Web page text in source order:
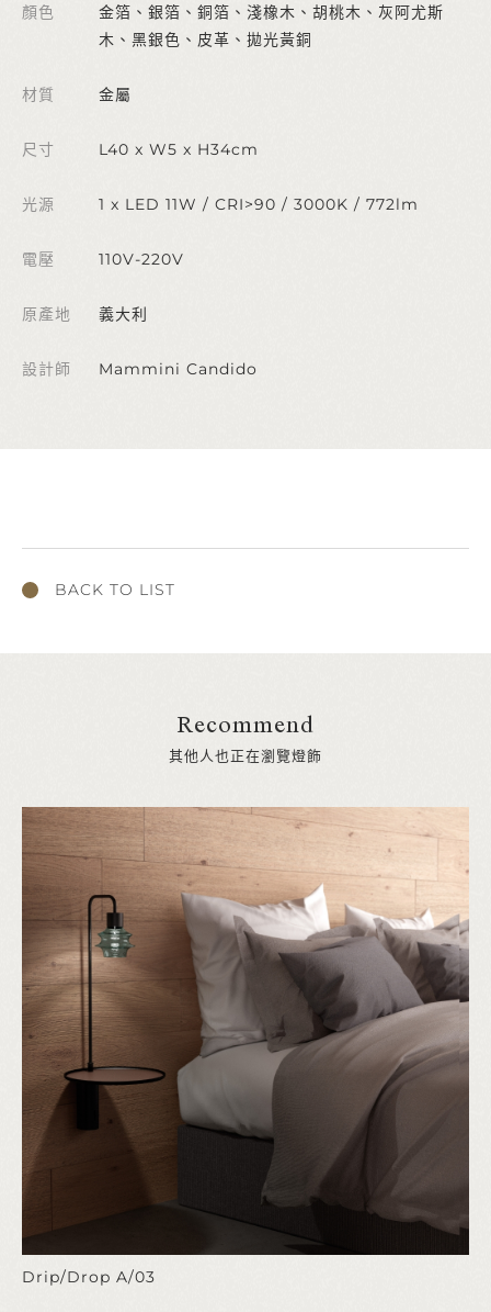
顏色
金箔、銀箔、銅箔、淺橡木、胡桃木、灰阿尤斯
木、黑銀色、皮革、拋光黃銅
材質 金屬
尺寸 L40 x W5 x H34cm
光源 1 x LED 11W / CRI>90 / 3000K / 772lm
電壓 110V-220V
原產地 義大利
設計師 Mammini Candido
BACK TO LIST
Recommend
其他人也正在瀏覽燈飾
Drip/Drop A/03